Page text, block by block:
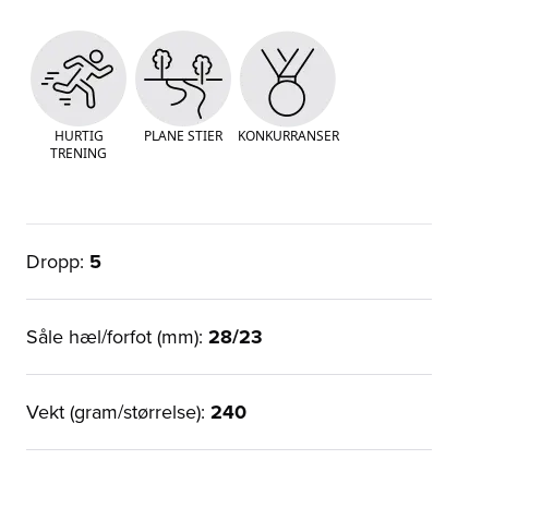
HURTIG
TRENING
PLANE STIER KONKURRANSER
Dropp: 5
Såle hæl/forfot (mm): 28/23
Vekt (gram/størrelse): 240